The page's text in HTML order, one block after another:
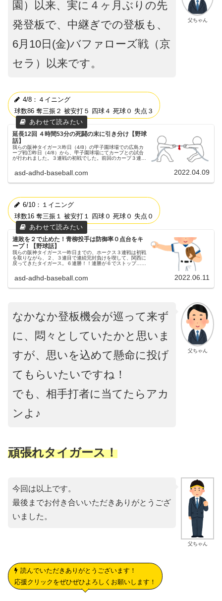
父ちゃん
園）以来、実に４ヶ月ぶりの先
発登板で、中継ぎでの登板も、
6月10日(金)バファローズ戦（京
セラ）以来です。
4/8：４イニング
球数86 奪三振２ 被安打５ 四球４ 死球０ 失点３
延長12回 ４時間53分の死闘の末に引き分け【野球
話】
我らの阪神タイガース昨日（4/8）の甲子園球場での広島カ
ープ戦①昨日（4/8）から、甲子園球場にてカープとの試合
が行われました。３連戦の初戦でした。前回のカープ３連戦
asd-adhd-baseball.com 2022.04.09
6/10：１イニング
球数16 奪三振１ 被安打１ 四球０ 死球０ 失点０
連敗を２で止めた！青柳投手は防御率０点台をキ
ープ！【野球話】
我らの阪神タイガース一昨日までの、ホークス３連戦は初戦
を取りながら、２、３連目で連続完封負けを喫して、関西に
戻ってきたタイガース。６連勝！！連勝が６でストップ…６
asd-adhd-baseball.com 2022.06.11
父ちゃん
なかなか登板機会が巡って来ず
に、悶々としていたかと思いま
すが、思いを込めて懸命に投げ
てもらいたいですね！
でも、相手打者に当てたらアカ
ンよ♪
頑張れタイガース！
父ちゃん
今回は以上です。
最後までお付き合いいただきありがとうござ
いました。
読んでいただきありがとうございます！
応援クリックをぜひぜひよろしくお願いします！